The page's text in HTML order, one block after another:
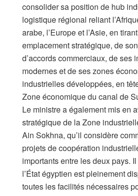
consolider sa position de hub
logistique régional reliant
arabe, l’Europe et l’Asie, en
emplacement stratégique, de
d’accords commerciaux, de ses
modernes et de ses zones
industrielles développées, en
Zone économique du canal de
​Le ministre a également mis en
stratégique de la Zone
Ain Sokhna, qu’il considère
projets de coopération
importants entre les deux pays.
l’État égyptien est pleinement
toutes les facilités nécessaires